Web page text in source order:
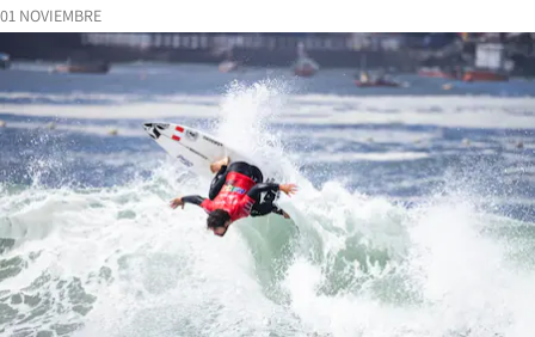
01 NOVIEMBRE